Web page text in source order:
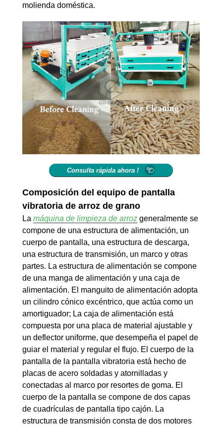
molienda doméstica.
Consulta rápida ahora !
Composición del equipo de pantalla
vibratoria de arroz de grano
La máquina de limpieza de arrozgeneralmente se
compone de una estructura de alimentación, un
cuerpo de pantalla, una estructura de descarga,
una estructura de transmisión, un marco y otras
partes. La estructura de alimentación se compone
de una manga de alimentación y una caja de
alimentación. El manguito de alimentación adopta
un cilindro cónico excéntrico, que actúa como un
amortiguador; La caja de alimentación está
compuesta por una placa de material ajustable y
un deflector uniforme, que desempeña el papel de
guiar el material y regular el flujo. El cuerpo de la
pantalla de la pantalla vibratoria está hecho de
placas de acero soldadas y atornilladas y
conectadas al marco por resortes de goma. El
cuerpo de la pantalla se compone de dos capas
de cuadrículas de pantalla tipo cajón. La
estructura de transmisión consta de dos motores